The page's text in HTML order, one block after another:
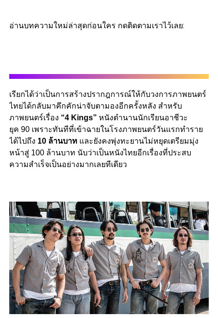
อ่านบทความใหม่ล่าสุดก่อนใคร กดติดตามเราไว้เลย:
เรียกได้ว่าเป็นการสร้างปรากฎการณ์ให้กับวงการภาพยนตร์
ไทยได้กลับมาคึกคักน่าจับตามองอีกครั้งหลัง สำหรับ
ภาพยนตร์เรื่อง “4 Kings” หนังตำนานนักเรียนอาชีวะ
ยุค 90 เพราะทันทีที่เข้าฉายในโรงภาพยนตร์วันแรกทำราย
ได้ไปถึง 10 ล้านบาท และยังคงพุ่งทะยานไม่หยุดเตรียมมุ่ง
หน้าสู่ 100 ล้านบาท นับว่าเป็นหนังไทยอีกเรื่องที่ประสบ
ความสำเร็จเป็นอย่างมากเลยทีเดียว